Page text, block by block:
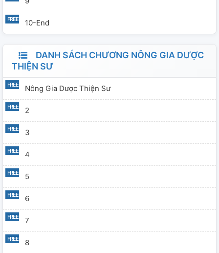
10-End
DANH SÁCH CHƯƠNG NÔNG GIA DƯỢC
THIỆN SƯ
Nông Gia Dược Thiện Sư
2
3
4
5
6
7
8